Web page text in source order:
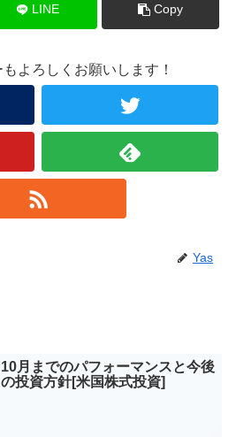
LINE Copy
よろしくお願いします！
Yas
10月までのパフォーマンスと今後
の投資方針[米国株式投資]